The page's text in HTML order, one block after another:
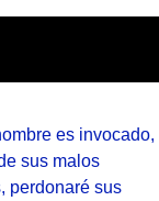
es invocado,
sus malos
perdonaré sus